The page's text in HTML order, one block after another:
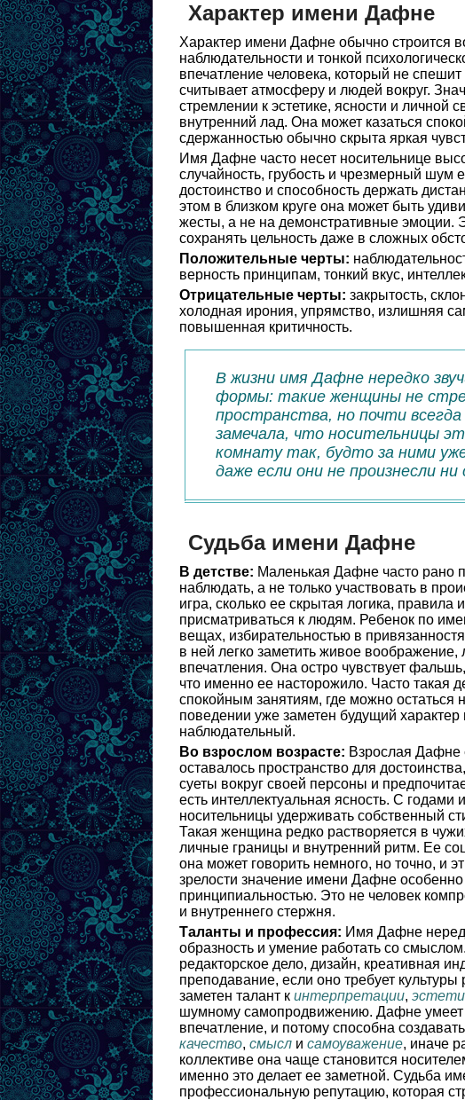
Характер имени Дафне
Характер имени Дафне обычно строится
наблюдательности и тонкой
впечатление человека, который не
считывает атмосферу и людей вокруг.
стремлении к эстетике, ясности и личной
внутренний лад. Она может казаться
сдержанностью обычно скрыта яркая
Имя Дафне часто несет носительнице
случайность, грубость и чрезмерный шум
достоинство и способность держать
этом в близком круге она может быть
жесты, а не на демонстративные эмоции.
сохранять цельность даже в сложных
Положительные черты:
верность принципам, тонкий вкус,
Отрицательные черты: закрытость,
холодная ирония, упрямство, излишняя
повышенная критичность.
В жизни имя Дафне нередко
формы: такие женщины не
пространства, но почти
замечала, что носительницы
комнату так, будто за ними
даже если они не произнесли ни
Судьба имени Дафне
В детстве: Маленькая Дафне часто рано
наблюдать, а не только участвовать в
игра, сколько ее скрытая логика,
присматриваться к людям. Ребенок по
вещах, избирательностью в
в ней легко заметить живое
впечатления. Она остро чувствует
что именно ее насторожило. Часто такая
спокойным занятиям, где можно
поведении уже заметен будущий
наблюдательный.
Во взрослом возрасте: Взрослая Дафне
оставалось пространство для
суеты вокруг своей персоны и
есть интеллектуальная ясность. С
носительницы удерживать собственный
Такая женщина редко растворяется в
личные границы и внутренний ритм. Ее
она может говорить немного, но точно, и
зрелости значение имени Дафне особенно
принципиальностью. Это не человек
и внутреннего стержня.
Таланты и профессия: Имя Дафне
образность и умение работать со
редакторское дело, дизайн, креативная
преподавание, если оно требует
заметен талант к интерпретации,
шумному самопродвижению. Дафне умеет
впечатление, и потому способна
качество, смысл и самоуважение, иначе
коллективе она чаще становится
именно это делает ее заметной. Судьба
профессиональную репутацию, которая